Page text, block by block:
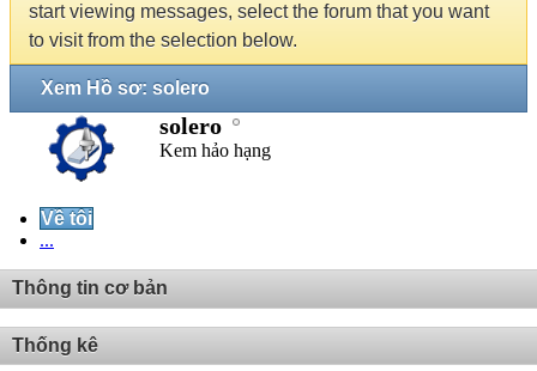
start viewing messages, select the forum that you want
to visit from the selection below.
Xem Hồ sơ: solero
solero
Kem hảo hạng
Về tôi
...
Thông tin cơ bản
Thống kê